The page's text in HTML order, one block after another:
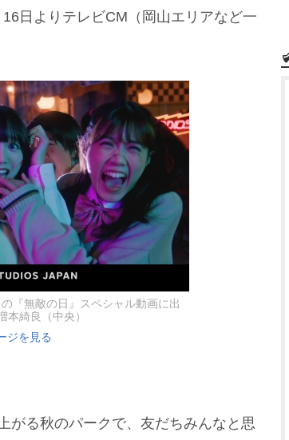
日よりテレビCM（岡山エリアなど一
『無敵の日』スペシャル動画に出
本綺良（中央）
ジを見る
る秋のパークで、友だちみんなと思